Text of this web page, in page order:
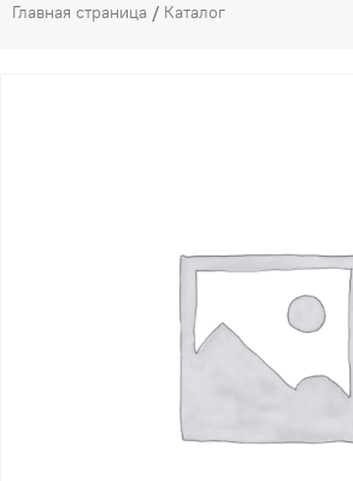
Главная страница / Каталог